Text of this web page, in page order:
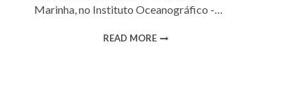
Marinha, no Instituto Oceanográfico -…
READ MORE